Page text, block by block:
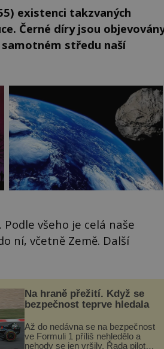
existenci takzvaných
Černé díry jsou
samotném středu naší
všeho je celá naše
ní, včetně Země. Další
Na hraně přežití. Když se
bezpečnost teprve hledala
Až do nedávna se na bezpečnost
ve Formuli 1 příliš nehledělo a
nehody se jen vršily. Řada pilotů